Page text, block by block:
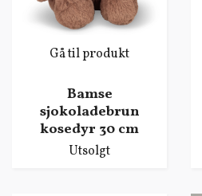
Gå til produkt
Bamse
sjokoladebrun
kosedyr 30 cm
Utsolgt